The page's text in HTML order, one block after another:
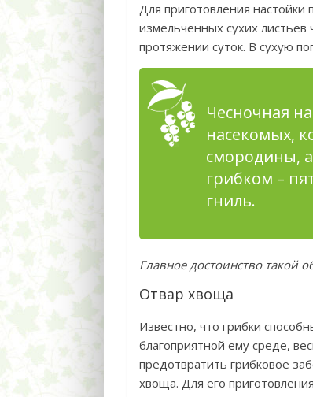
Для приготовления
измельченных сухих листьев
протяжении суток. В сухую
Чесночная
насекомых,
смородины,
грибком –
гниль.
Главное достоинство такой
Отвар хвоща
Известно, что грибки
благоприятной ему среде,
предотвратить грибковое
хвоща. Для его